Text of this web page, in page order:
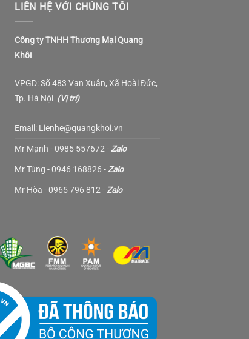
LIÊN HỆ VỚI CHÚNG TÔI
Công ty TNHH Thương Mại Quang
Khôi
VPGD: Số 483 Vạn Xuân, Xã Hoài Đức,
Tp. Hà Nội (Vị trí)
Email: Lienhe@quangkhoi.vn
Mr Mạnh - 0985 557672 - Zalo
Mr Tùng - 0946 168826 - Zalo
Mr Hòa - 0965 796 812 - Zalo